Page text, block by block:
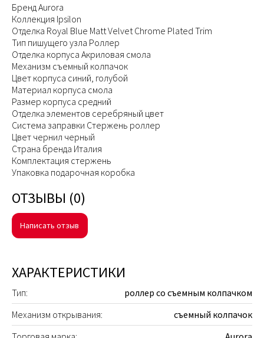
Бренд Aurora
Коллекция Ipsilon
Отделка Royal Blue Matt Velvet Chrome Plated Trim
Тип пишущего узла Роллер
Отделка корпуса Акриловая смола
Механизм съемный колпачок
Цвет корпуса синий, голубой
Материал корпуса смола
Размер корпуса средний
Отделка элементов серебряный цвет
Система заправки Стержень роллер
Цвет чернил черный
Страна бренда Италия
Комплектация стержень
Упаковка подарочная коробка
ОТЗЫВЫ (0)
Написать отзыв
ХАРАКТЕРИСТИКИ
Тип:
роллер со съемным колпачком
Механизм открывания:
съемный колпачок